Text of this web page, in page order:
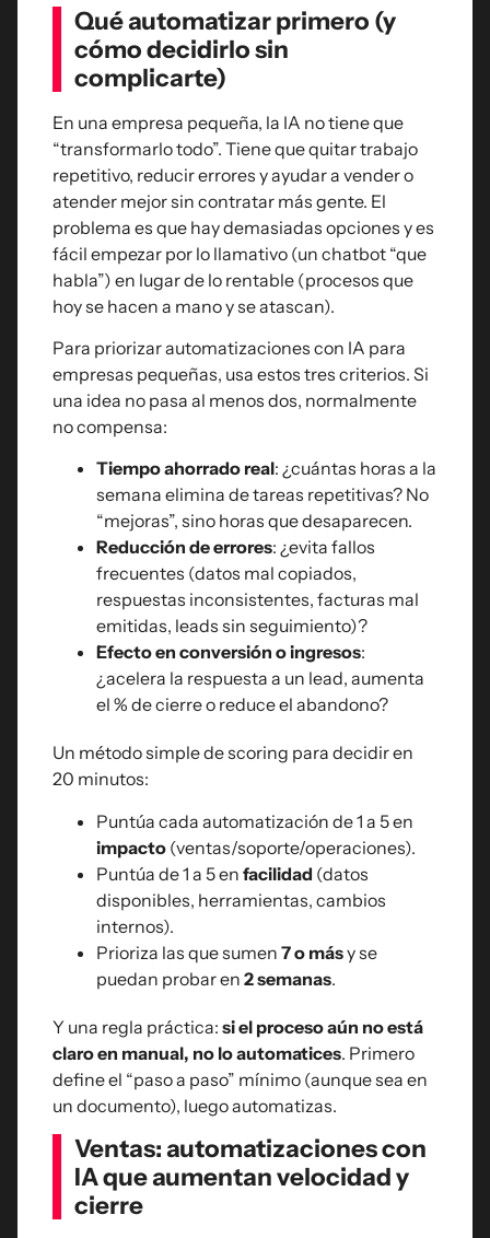
Qué automatizar primero (y
cómo decidirlo sin
complicarte)
En una empresa pequeña, la IA no tiene que
“transformarlo todo”. Tiene que quitar trabajo
repetitivo, reducir errores y ayudar a vender o
atender mejor sin contratar más gente. El
problema es que hay demasiadas opciones y es
fácil empezar por lo llamativo (un chatbot “que
habla”) en lugar de lo rentable (procesos que
hoy se hacen a mano y se atascan).
Para priorizar automatizaciones con IA para
empresas pequeñas, usa estos tres criterios. Si
una idea no pasa al menos dos, normalmente
no compensa:
Tiempo ahorrado real: ¿cuántas horas a la
semana elimina de tareas repetitivas? No
“mejoras”, sino horas que desaparecen.
Reducción de errores: ¿evita fallos
frecuentes (datos mal copiados,
respuestas inconsistentes, facturas mal
emitidas, leads sin seguimiento)?
Efecto en conversión o ingresos:
¿acelera la respuesta a un lead, aumenta
el % de cierre o reduce el abandono?
Un método simple de scoring para decidir en
20 minutos:
Puntúa cada automatización de 1 a 5 en
impacto (ventas/soporte/operaciones).
Puntúa de 1 a 5 en facilidad (datos
disponibles, herramientas, cambios
internos).
Prioriza las que sumen 7 o másy se
puedan probar en 2 semanas.
Y una regla práctica: si el proceso aún no está
claro en manual, no lo automatices. Primero
define el “paso a paso” mínimo (aunque sea en
un documento), luego automatizas.
Ventas: automatizaciones con
IA que aumentan velocidad y
cierre